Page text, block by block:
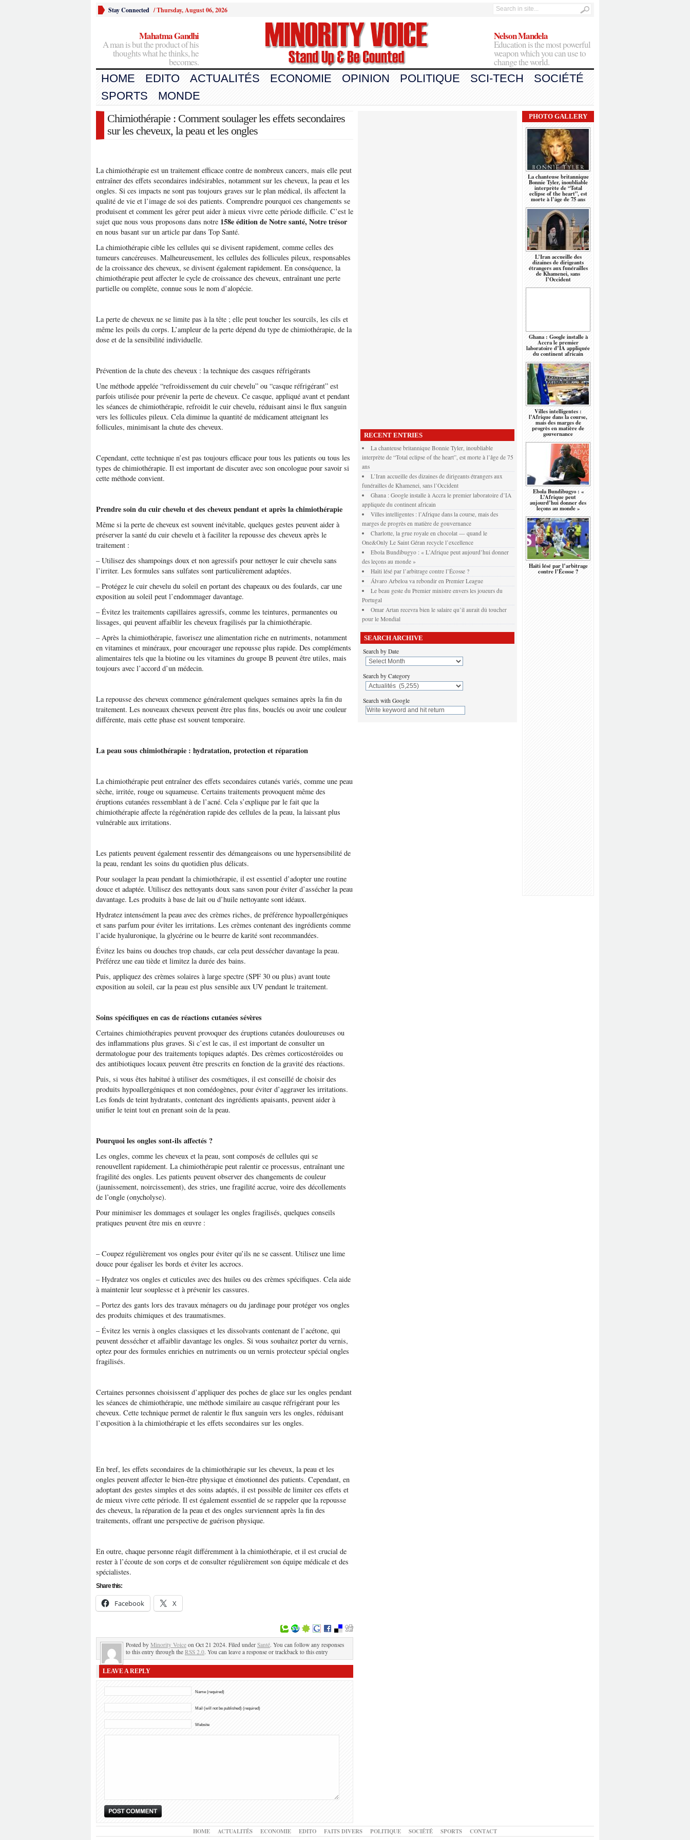
Stay Connected /Thursday, August 06, 2026
Mahatma Gandhi
A man is but the product of his
thoughts what he thinks, he
becomes.
Nelson Mandela
Education is the most powerful
weapon which you can use to
change the world.
HOME EDITO ACTUALITÉS ECONOMIE OPINION POLITIQUE SCI-TECH
SOCIÉTÉ
SPORTS
MONDE
Chimiothérapie : Comment soulager les effets secondaires
sur les cheveux, la peau et les ongles
La chimiothérapie est un traitement efficace contre de nombreux cancers, mais elle peut
entraîner des effets secondaires indésirables, notamment sur les cheveux, la peau et les
ongles. Si ces impacts ne sont pas toujours graves sur le plan médical, ils affectent la
qualité de vie et l’image de soi des patients. Comprendre pourquoi ces changements se
produisent et comment les gérer peut aider à mieux vivre cette période difficile. C’est le
sujet que nous vous proposons dans notre 158eédition de Notre santé, Notre trésor
en nous basant sur un article par dans Top Santé.
La chimiothérapie cible les cellules qui se divisent rapidement, comme celles des
tumeurs cancéreuses. Malheureusement, les cellules des follicules pileux, responsables
de la croissance des cheveux, se divisent également rapidement. En conséquence, la
chimiothérapie peut affecter le cycle de croissance des cheveux, entraînant une perte
partielle ou complète, connue sous le nom d’alopécie.
La perte de cheveux ne se limite pas à la tête ; elle peut toucher les sourcils, les cils et
même les poils du corps. L’ampleur de la perte dépend du type de chimiothérapie, de la
dose et de la sensibilité individuelle.
Prévention de la chute des cheveux : la technique des casques réfrigérants
Une méthode appelée “refroidissement du cuir chevelu” ou “casque réfrigérant” est
parfois utilisée pour prévenir la perte de cheveux. Ce casque, appliqué avant et pendant
les séances de chimiothérapie, refroidit le cuir chevelu, réduisant ainsi le flux sanguin
vers les follicules pileux. Cela diminue la quantité de médicament atteignant les
follicules, minimisant la chute des cheveux.
Cependant, cette technique n’est pas toujours efficace pour tous les patients ou tous les
types de chimiothérapie. Il est important de discuter avec son oncologue pour savoir si
cette méthode convient.
Prendre soin du cuir chevelu et des cheveux pendant et après la chimiothérapie
Même si la perte de cheveux est souvent inévitable, quelques gestes peuvent aider à
préserver la santé du cuir chevelu et à faciliter la repousse des cheveux après le
traitement :
– Utilisez des shampoings doux et non agressifs pour nettoyer le cuir chevelu sans
l’irriter. Les formules sans sulfates sont particulièrement adaptées.
– Protégez le cuir chevelu du soleil en portant des chapeaux ou des foulards, car une
exposition au soleil peut l’endommager davantage.
– Évitez les traitements capillaires agressifs, comme les teintures, permanentes ou
lissages, qui peuvent affaiblir les cheveux fragilisés par la chimiothérapie.
– Après la chimiothérapie, favorisez une alimentation riche en nutriments, notamment
en vitamines et minéraux, pour encourager une repousse plus rapide. Des compléments
alimentaires tels que la biotine ou les vitamines du groupe B peuvent être utiles, mais
toujours avec l’accord d’un médecin.
La repousse des cheveux commence généralement quelques semaines après la fin du
traitement. Les nouveaux cheveux peuvent être plus fins, bouclés ou avoir une couleur
différente, mais cette phase est souvent temporaire.
La peau sous chimiothérapie : hydratation, protection et réparation
La chimiothérapie peut entraîner des effets secondaires cutanés variés, comme une peau
sèche, irritée, rouge ou squameuse. Certains traitements provoquent même des
éruptions cutanées ressemblant à de l’acné. Cela s’explique par le fait que la
chimiothérapie affecte la régénération rapide des cellules de la peau, la laissant plus
vulnérable aux irritations.
Les patients peuvent également ressentir des démangeaisons ou une hypersensibilité de
la peau, rendant les soins du quotidien plus délicats.
Pour soulager la peau pendant la chimiothérapie, il est essentiel d’adopter une routine
douce et adaptée. Utilisez des nettoyants doux sans savon pour éviter d’assécher la peau
davantage. Les produits à base de lait ou d’huile nettoyante sont idéaux.
Hydratez intensément la peau avec des crèmes riches, de préférence hypoallergéniques
et sans parfum pour éviter les irritations. Les crèmes contenant des ingrédients comme
l’acide hyaluronique, la glycérine ou le beurre de karité sont recommandées.
Évitez les bains ou douches trop chauds, car cela peut dessécher davantage la peau.
Préférez une eau tiède et limitez la durée des bains.
Puis, appliquez des crèmes solaires à large spectre (SPF 30 ou plus) avant toute
exposition au soleil, car la peau est plus sensible aux UV pendant le traitement.
Soins spécifiques en cas de réactions cutanées sévères
Certaines chimiothérapies peuvent provoquer des éruptions cutanées douloureuses ou
des inflammations plus graves. Si c’est le cas, il est important de consulter un
dermatologue pour des traitements topiques adaptés. Des crèmes corticostéroïdes ou
des antibiotiques locaux peuvent être prescrits en fonction de la gravité des réactions.
Puis, si vous êtes habitué à utiliser des cosmétiques, il est conseillé de choisir des
produits hypoallergéniques et non comédogènes, pour éviter d’aggraver les irritations.
Les fonds de teint hydratants, contenant des ingrédients apaisants, peuvent aider à
unifier le teint tout en prenant soin de la peau.
Pourquoi les ongles sont-ils affectés ?
Les ongles, comme les cheveux et la peau, sont composés de cellules qui se
renouvellent rapidement. La chimiothérapie peut ralentir ce processus, entraînant une
fragilité des ongles. Les patients peuvent observer des changements de couleur
(jaunissement, noircissement), des stries, une fragilité accrue, voire des décollements
de l’ongle (onycholyse).
Pour minimiser les dommages et soulager les ongles fragilisés, quelques conseils
pratiques peuvent être mis en œuvre :
– Coupez régulièrement vos ongles pour éviter qu’ils ne se cassent. Utilisez une lime
douce pour égaliser les bords et éviter les accrocs.
– Hydratez vos ongles et cuticules avec des huiles ou des crèmes spécifiques. Cela aide
à maintenir leur souplesse et à prévenir les cassures.
– Portez des gants lors des travaux ménagers ou du jardinage pour protéger vos ongles
des produits chimiques et des traumatismes.
– Évitez les vernis à ongles classiques et les dissolvants contenant de l’acétone, qui
peuvent dessécher et affaiblir davantage les ongles. Si vous souhaitez porter du vernis,
optez pour des formules enrichies en nutriments ou un vernis protecteur spécial ongles
fragilisés.
Certaines personnes choisissent d’appliquer des poches de glace sur les ongles pendant
les séances de chimiothérapie, une méthode similaire au casque réfrigérant pour les
cheveux. Cette technique permet de ralentir le flux sanguin vers les ongles, réduisant
l’exposition à la chimiothérapie et les effets secondaires sur les ongles.
En bref, les effets secondaires de la chimiothérapie sur les cheveux, la peau et les
ongles peuvent affecter le bien-être physique et émotionnel des patients. Cependant, en
adoptant des gestes simples et des soins adaptés, il est possible de limiter ces effets et
de mieux vivre cette période. Il est également essentiel de se rappeler que la repousse
des cheveux, la réparation de la peau et des ongles surviennent après la fin des
traitements, offrant une perspective de guérison physique.
En outre, chaque personne réagit différemment à la chimiothérapie, et il est crucial de
rester à l’écoute de son corps et de consulter régulièrement son équipe médicale et des
spécialistes.
Share this:
Facebook X
Posted by Minority Voice on Oct 21 2024. Filed under Santé. You can follow any responses
to this entry through the RSS 2.0. You can leave a response or trackback to this entry
LEAVE A REPLY
Name (required)
Mail (will not be published) (required)
Website
RECENT ENTRIES
La chanteuse britannique Bonnie Tyler, inoubliable
interprète de “Total eclipse of the heart”, est morte à l’âge de 75
ans
L’Iran accueille des dizaines de dirigeants étrangers aux
funérailles de Khamenei, sans l’Occident
Ghana : Google installe à Accra le premier laboratoire d’IA
appliquée du continent africain
Villes intelligentes : l’Afrique dans la course, mais des
marges de progrès en matière de gouvernance
Charlotte, la grue royale en chocolat — quand le
One&Only Le Saint Géran recycle l’excellence
Ebola Bundibugyo : « L’Afrique peut aujourd’hui donner
des leçons au monde »
Haïti lésé par l’arbitrage contre l’Écosse ?
Álvaro Arbeloa va rebondir en Premier League
Le beau geste du Premier ministre envers les joueurs du
Portugal
Omar Artan recevra bien le salaire qu’il aurait dû toucher
pour le Mondial
SEARCH ARCHIVE
Search by Date
Search by Category
Search with Google
PHOTO GALLERY
La chanteuse britannique
Bonnie Tyler, inoubliable
interprète de “Total
eclipse of the heart”, est
morte à l’âge de 75 ans
L’Iran accueille des
dizaines de dirigeants
étrangers aux funérailles
de Khamenei, sans
l’Occident
Ghana : Google installe à
Accra le premier
laboratoire d’IA appliquée
du continent africain
Villes intelligentes :
l’Afrique dans la course,
mais des marges de
progrès en matière de
gouvernance
Ebola Bundibugyo : «
L’Afrique peut
aujourd’hui donner des
leçons au monde »
Haïti lésé par l’arbitrage
contre l’Écosse ?
HOME ACTUALITÉS ECONOMIE EDITO FAITS DIVERS POLITIQUE SOCIÉTÉ SPORTS CONTACT